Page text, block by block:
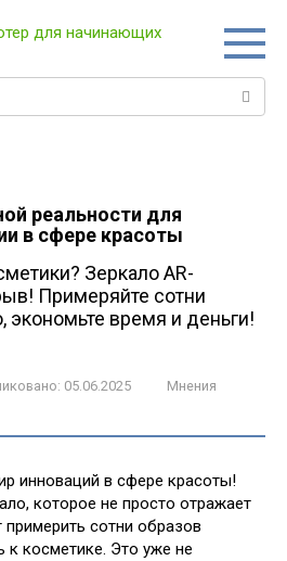
реальности для
в сфере красоты
Зеркало AR-
Примеряйте сотни
экономьте время и деньги!
05.06.2025
Мнения
инноваций в сфере красоты!
которое не просто отражает
сотни образов
к косметике. Это уже не